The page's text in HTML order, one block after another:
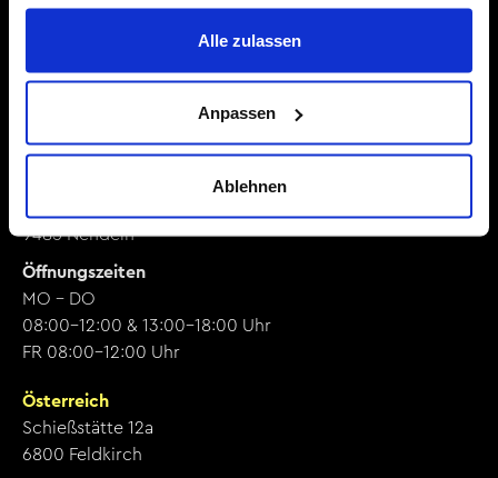
Alle zulassen
Anpassen
Ablehnen
+423 375 04 34
IPA Internationale Personal Agentur
9485 Nendeln
Öffnungszeiten
MO - DO
08:00-12:00 & 13:00-18:00 Uhr
FR 08:00-12:00 Uhr
Österreich
Schießstätte 12a
6800 Feldkirch